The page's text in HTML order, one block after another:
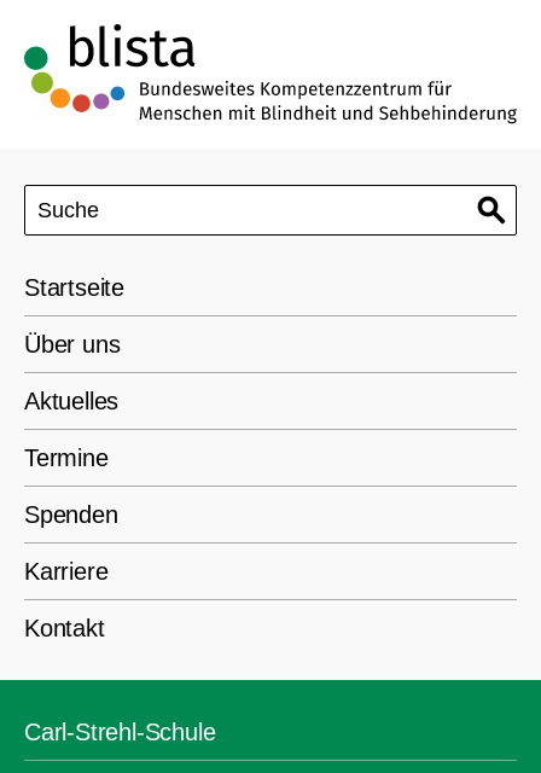
Startseite
Über uns
Aktuelles
Termine
Spenden
Karriere
Kontakt
Carl-Strehl-Schule